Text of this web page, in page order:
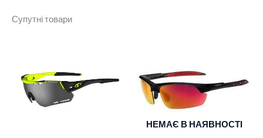
Колір
Супутні товари
150 грн.
НЕМАЄ В НАЯВНОСТІ